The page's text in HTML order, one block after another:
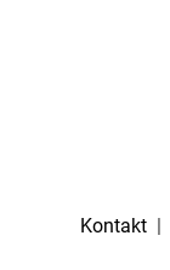
Kontakt |